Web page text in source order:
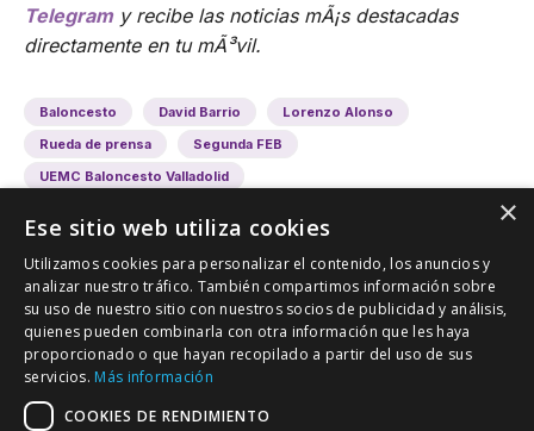
Telegramy recibe las noticias mÃ¡s destacadas
directamente en tu mÃ³vil.
Baloncesto David Barrio
Lorenzo Alonso
Rueda de prensa
Segunda FEB
UEMC Baloncesto Valladolid
VALLADOLID DEPORTIVO
×
Ese sitio web utiliza cookies
Utilizamos cookies para personalizar el contenido, los anuncios y
analizar nuestro tráfico. También compartimos información sobre
su uso de nuestro sitio con nuestros socios de publicidad y análisis,
quienes pueden combinarla con otra información que les haya
proporcionado o que hayan recopilado a partir del uso de sus
servicios. Más información
COOKIES DE RENDIMIENTO